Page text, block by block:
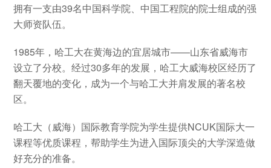
拥有一支由39名中国科学院、中国工程院的院士组成的强
大师资队伍。
1985年，哈工大在黄海边的宜居城市——山东省威海市
设立了分校。经过30多年的发展，哈工大威海校区经历了
翻天覆地的变化，成为一个与哈工大并肩发展的著名校
区。
哈工大（威海）国际教育学院为学生提供NCUK国际大一
课程等优质课程，帮助学生为进入国际顶尖的大学深造做
好充分的准备。